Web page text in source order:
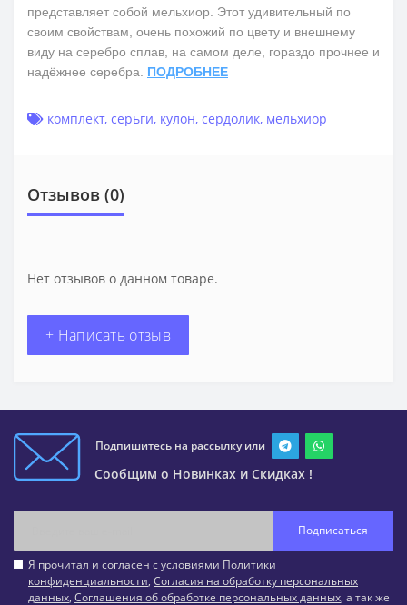
представляет собой мельхиор. Этот удивительный по
своим свойствам, очень похожий по цвету и внешнему
виду на серебро сплав, на самом деле, гораздо прочнее и
надёжнее серебра. ПОДРОБНЕЕ
комплект, серьги, кулон, сердолик, мельхиор
Отзывов (0)
Нет отзывов о данном товаре.
+ Написать отзыв
Подпишитесь на рассылку или
Сообщим о Новинках и Скидках !
Подписаться
Я прочитал и согласен с условиями Политики
конфиденциальности, Согласия на обработку персональных
данных, Соглашения об обработке персональных данных, а так же